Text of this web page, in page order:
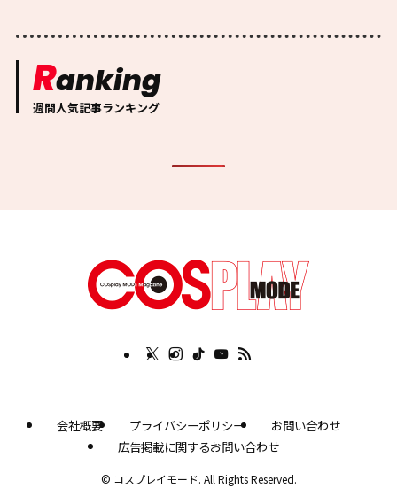
Ranking
週間人気記事ランキング
会社概要 プライバシーポリシー
お問い合わせ
広告掲載に関するお問い合わせ
© コスプレイモード. All Rights Reserved.